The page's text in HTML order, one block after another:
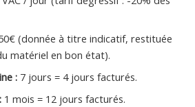
(donnée à titre indicatif, restituée
matériel en bon état).
:7 jours = 4 jours facturés.
1 mois = 12 jours facturés.